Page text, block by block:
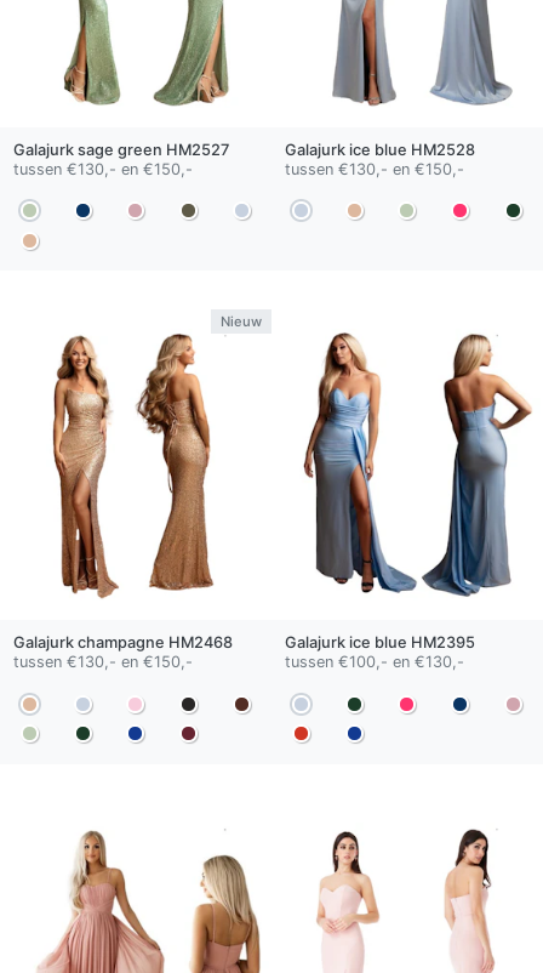
Galajurk sage green HM2527
tussen €130,- en €150,-
Galajurk ice blue HM2528
tussen €130,- en €150,-
Nieuw
Galajurk champagne HM2468
tussen €130,- en €150,-
Galajurk ice blue HM2395
tussen €100,- en €130,-